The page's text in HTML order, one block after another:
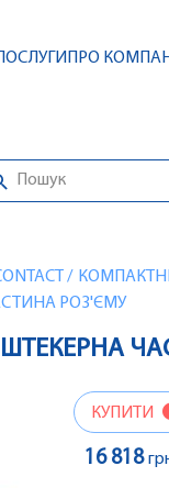
ПРО
/
РОЗ'ЄМУ
ШТЕКЕРНА
КУПИТИ
16 818